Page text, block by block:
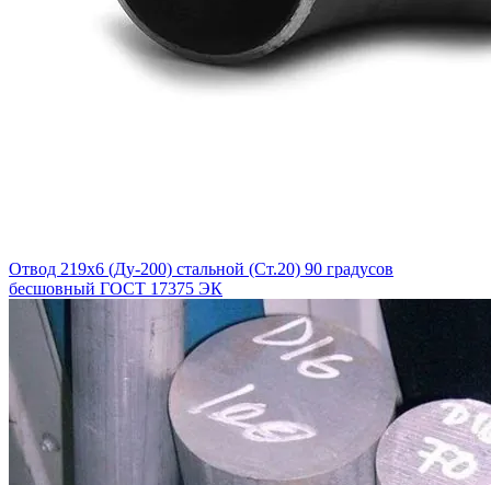
Отвод 219х6 (Ду-200) стальной (Ст.20) 90 градусов
бесшовный ГОСТ 17375 ЭК